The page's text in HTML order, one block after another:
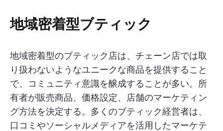
地域密着型ブティック
地域密着型のブティック店は、チェーン店では取
り扱わないようなユニークな商品を提供すること
で、コミュニティ意識を醸成することが多い。所
有者が販売商品、価格設定、店舗のマーケティン
グ方法を決定する。多くのブティック経営者は、
口コミやソーシャルメディアを活用したマーケテ